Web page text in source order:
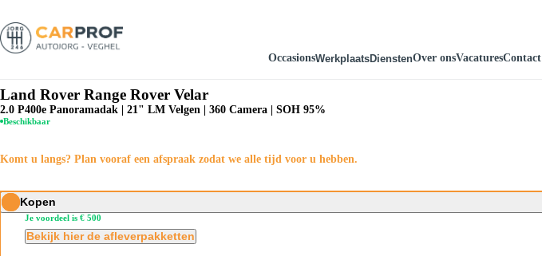
OccasionsWerkplaats
Afspraak maken
Onderhoud & Reparatie
Uitlijning
Bandenservice
Diensten
Inkoop & Taxatie
Financieren & Leasen
Verzekeren
Over onsVacaturesContact
Land Rover Range Rover Velar
2.0 P400e Panoramadak | 21" LM Velgen | 360 Camera | SOH 95%
Beschikbaar
Komt u langs? Plan vooraf een afspraak zodat we alle tijd voor u hebben.
Kopen
Je voordeel is € 500
Bekijk hier de afleverpakketten